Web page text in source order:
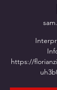
https://